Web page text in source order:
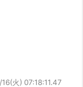
火) 07:18:11.47